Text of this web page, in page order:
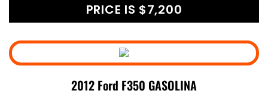
PRICE IS $7,200
2012 Ford F350 GASOLINA